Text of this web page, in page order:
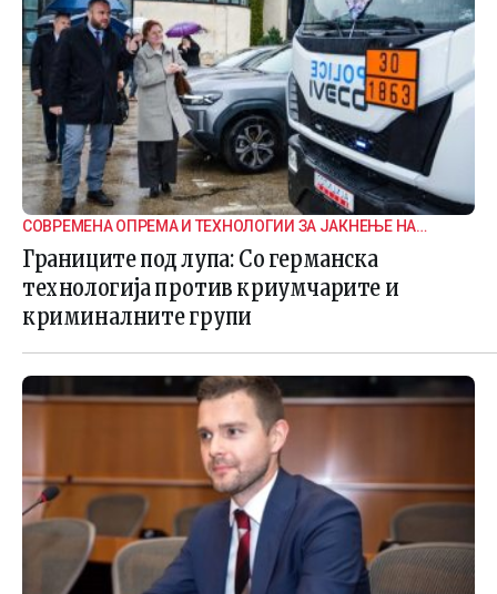
СОВРЕМЕНА ОПРЕМА И ТЕХНОЛОГИИ ЗА ЈАКНЕЊЕ НА
ГРАНИЧНАТА БЕЗБЕДНОСТ
Границите под лупа: Со германска
технологија против криумчарите и
криминалните групи